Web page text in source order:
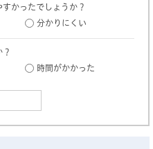
かったでしょうか？
分かりにくい
時間がかかった